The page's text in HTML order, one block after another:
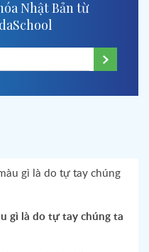
Nhật Bản từ
gì là do tự tay chúng ta